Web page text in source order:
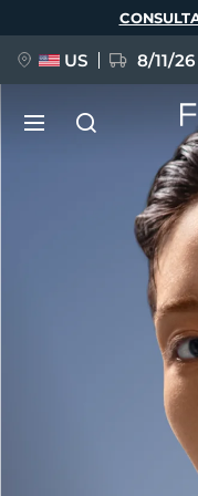
principal
US 8/11/26
NOVIDADE
FAQ™ Pure
BREAKING NEWS
issa™ Teeth
简